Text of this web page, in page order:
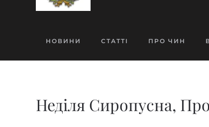
НОВИНИ СТАТТІ ПРО ЧИН
Неділя Сиропусна,